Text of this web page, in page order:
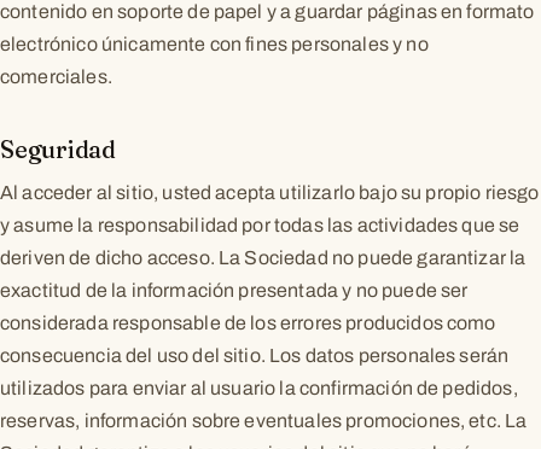
contenido en soporte de papel y a guardar páginas en formato
electrónico únicamente con fines personales y no
comerciales.
Seguridad
Al acceder al sitio, usted acepta utilizarlo bajo su propio riesgo
y asume la responsabilidad por todas las actividades que se
deriven de dicho acceso. La Sociedad no puede garantizar la
exactitud de la información presentada y no puede ser
considerada responsable de los errores producidos como
consecuencia del uso del sitio. Los datos personales serán
utilizados para enviar al usuario la confirmación de pedidos,
reservas, información sobre eventuales promociones, etc. La